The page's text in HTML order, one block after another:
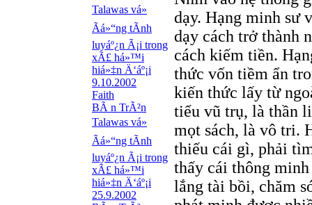
Talawas vá»
Ãá»“ng tÃ­nh
luyáº¿n Ã¡i trong
xÃ£ há»™i
hiá»‡n Ä‘áº¡i
9.10.2002
Faith
BÃ n TrÃ²n
Talawas vá»
Ãá»“ng tÃ­nh
luyáº¿n Ã¡i trong
xÃ£ há»™i
hiá»‡n Ä‘áº¡i
25.9.2002
dạy. Hạng minh sư
dạy cách trở thành
cách kiếm tiền.
thức vốn tiềm ẩn
kiến thức lấy từ
tiểu vũ trụ, là thần
mọt sách, là vô tri.
thiếu cái gì, phải
thấy cái thông
lắng tài bồi, chăm